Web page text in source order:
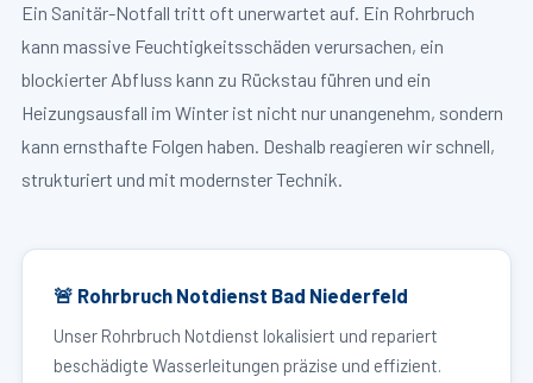
Ein Sanitär-Notfall tritt oft unerwartet auf. Ein Rohrbruch
kann massive Feuchtigkeitsschäden verursachen, ein
blockierter Abfluss kann zu Rückstau führen und ein
Heizungsausfall im Winter ist nicht nur unangenehm, sondern
kann ernsthafte Folgen haben. Deshalb reagieren wir schnell,
strukturiert und mit modernster Technik.
🚨 Rohrbruch Notdienst Bad Niederfeld
Unser Rohrbruch Notdienst lokalisiert und repariert
beschädigte Wasserleitungen präzise und effizient.